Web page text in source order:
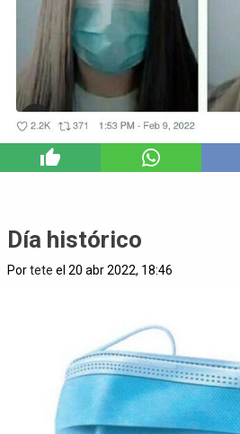
Día histórico
Portete el 20 abr 2022, 18:46